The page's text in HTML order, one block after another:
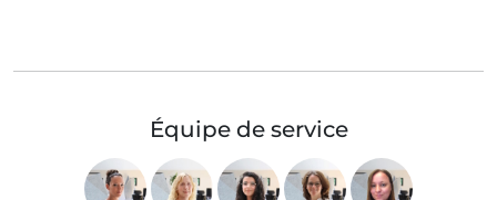
Équipe de service